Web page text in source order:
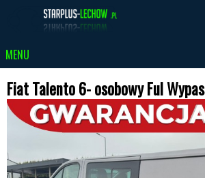
MENU
Fiat Talento 6- osobowy Ful Wypas